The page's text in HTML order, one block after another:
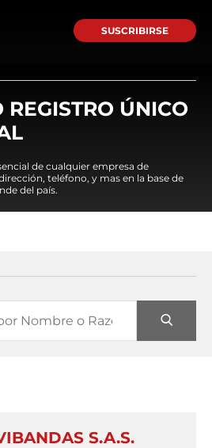
SUSCRIBIRSE
REGISTRO ÚNICO
de cualquier empresa de
teléfono, y mas en la base de
del país.
S.A.S.